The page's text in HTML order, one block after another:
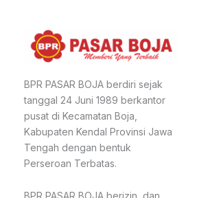
BPR PASAR BOJA berdiri sejak
tanggal 24 Juni 1989 berkantor
pusat di Kecamatan Boja,
Kabupaten Kendal Provinsi Jawa
Tengah dengan bentuk
Perseroan Terbatas.
BPR PASAR BOJA berizin dan